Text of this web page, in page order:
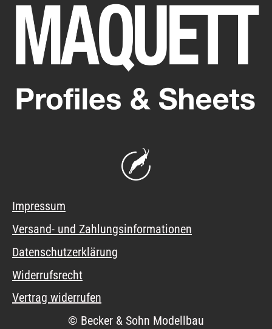
Impressum
Versand- und Zahlungsinformationen
Datenschutzerklärung
Widerrufsrecht
Vertrag widerrufen
© Becker & Sohn Modellbau